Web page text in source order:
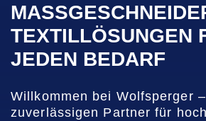
EXTILLÖSUNGEN
EDEN BEDARF
Willkommen bei Wolfsperger
zuverlässigen Partner für